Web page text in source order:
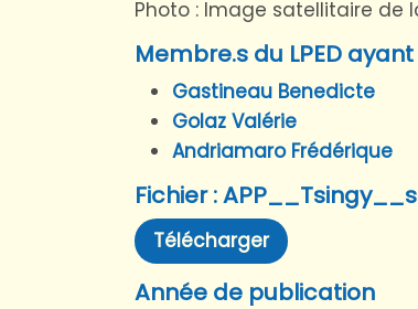
Photo : Image satellitaire de
Membre.s du LPED
Gastineau Benedicte
Golaz Valérie
Andriamaro Frédérique
Fichier :
Télécharger
Année de publication